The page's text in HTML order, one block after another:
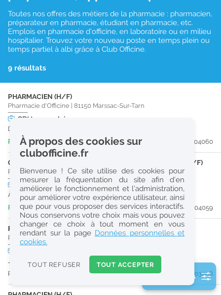
Réinitialiser
2
0
k
Consulter les offres de la France d'outre-mer
Toutes nos offres des métiers de la pharmacie : pharmacien,
préparateur en pharmacie, étudiant en pharmacie, etc.
Emplois en pharmacie d'officine, en laboratoire ou en milieu
hospitalier. Trouvez votre nouveau poste en temps plein ou
temps partiel à albi grâce à Club Officine.
9 résultats
PHARMACIEN (H/F)
Pharmacie d'Officine 81150 Marssac-Sur-Tarn
CDI temps plein
Dès que possible
Publiée il y a 4 jour(s)
#204060
CONSEILLER DERMO COSMETIQUE - ESTHÉTICIENNE (H/F)
Pharmacie d'Officine|81150Marssac-Sur-Tarn
temps plein
À partir du 29/08/26
Publiée il y a 5 jour(s)
#204059
PHARMACIEN (H/F)
Pharmacie d'Officine 81150 Marssac-Sur-Tarn
Jusqu'au 28/08/26
Publiée il y a 15 jour(s)
#203298
2 filtre(s) actifs
À propos des cookies sur
clubofficine.fr
Bienvenue ! Ce site utilise des cookies pour
mesurer la fréquentation du site afin d’en
améliorer le fonctionnement et l’administration,
pour améliorer votre expérience utilisateur, ainsi
que pour vous proposer des services interactifs.
Nous conservons votre choix mais vous pouvez
changer ce choix à tout moment en vous
rendant sur la page Données personnelles et
cookies.
TOUT REFUSER TOUT ACCEPTER